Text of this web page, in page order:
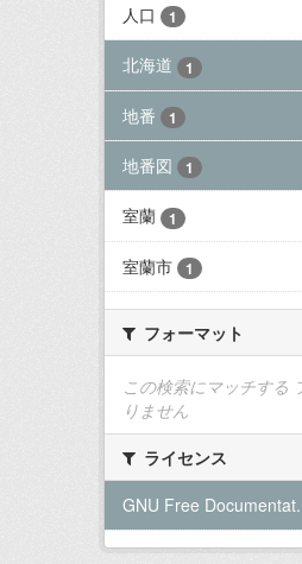
人口 1
北海道 1
地番 1
地番図 1
室蘭 1
室蘭市 1
フォーマット
この検索にマッチする
りません
ライセンス
GNU Free